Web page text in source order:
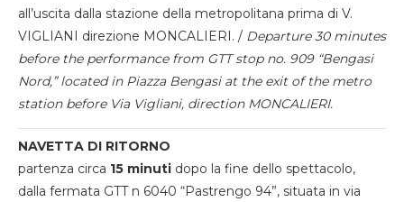
all’uscita dalla stazione della metropolitana prima di V.
VIGLIANI direzione MONCALIERI. / Departure 30 minutes
before the performance from GTT stop no. 909 “Bengasi
Nord,” located in Piazza Bengasi at the exit of the metro
station before Via Vigliani, direction MONCALIERI.
NAVETTA DI RITORNO
partenza circa 15 minuti dopo la fine dello spettacolo,
dalla fermata GTT n 6040 “Pastrengo 94”, situata in via